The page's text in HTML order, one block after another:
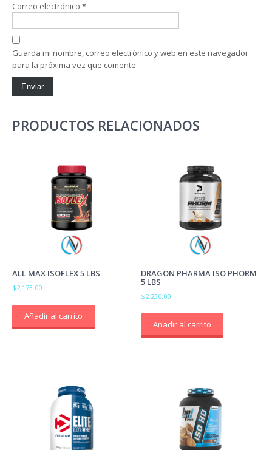
Correo electrónico *
Guarda mi nombre, correo electrónico y web en este navegador
para la próxima vez que comente.
PRODUCTOS RELACIONADOS
ALL MAX ISOFLEX 5 LBS
$2,173.00
Añadir al carrito
DRAGON PHARMA ISO PHORM
5 LBS
$2,230.00
Añadir al carrito